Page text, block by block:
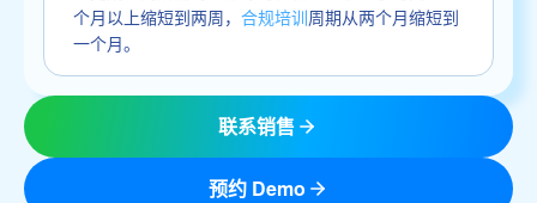
个月以上缩短到两周， 合规培训周期从两个月缩短到
一个月。
联系销售
预约 Demo